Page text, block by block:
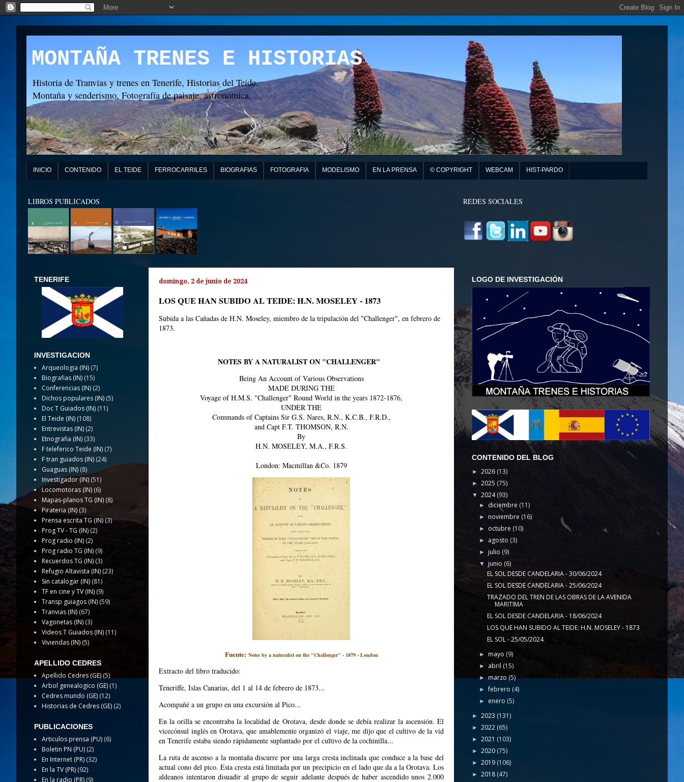
MONTAÑA TRENES E HISTORIAS
Historia de Tranvías y trenes en Tenerife, Historias del Teide,
Montaña y senderismo, Fotografía de paisaje, astronómica, ...
INICIO CONTENIDO EL TEIDE FERROCARRILES BIOGRAFIAS FOTOGRAFIA MODELISMO EN LA PRENSA © COPYRIGHT WEBCAM HIST-PARDO
LIBROS PUBLICADOS REDES SOCIALES
domingo, 2 de junio de 2024
LOS QUE HAN SUBIDO AL TEIDE: H.N. MOSELEY - 1873
Subida a las Cañadas de H.N. Moseley, miembro de la tripulación del "Challenger", en febrero de
1873.
NOTES BY A NATURALIST ON "CHALLENGER"
Being An Account of Various Observations
MADE DURING THE
Voyage of H.M.S. "Challenger" Round World in the years 1872-1876,
UNDER THE
Commands of Captains Sir G.S. Nares, R.N., K.C.B., F.R.D.,
and Capt F.T. THOMSON, R.N.
By
H.N. MOSELEY, M.A., F.R.S.
London: Macmillan &Co. 1879
Fuente: Notes by a naturalist on the "Challenger" - 1879 - London
Extracto del libro traducido:
Teneriffe, Islas Canarias, del 1 al 14 de febrero de 1873...
Acompañé a un grupo en una excursión al Pico...
En la orilla se encontraba la localidad de Orotava, desde donde se debía realizar la ascensión. El
vicecónsul inglés en Orotava, que amablemente organizó el viaje, me dijo que el cultivo de la vid
en Tenerife estaba siendo rápidamente suplantado por el cultivo de la cochinilla...
La ruta de ascenso a la montaña discurre por una larga cresta inclinada que conduce a la base del
actual cono del pico. Esta cresta está limitada por un precipicio en el lado que da a la Orotava. Los
aldeanos intentaron disuadir al grupo de seguir adelante después de haber ascendido unos 2.000
TENERIFE
INVESTIGACION
Arqueologia (IN) (7)
Biografias (IN) (15)
Conferencias (IN) (2)
Dichos populares (IN) (5)
Doc T Guiados (IN) (11)
El Teide (IN) (108)
Entrevistas (IN) (2)
Etnografia (IN) (33)
F teleferico Teide (IN) (7)
F tran guiados (IN) (24)
Guaguas (IN) (8)
Investigador (IN) (51)
Locomotoras (IN) (6)
Mapas-planos TG (IN) (8)
Pirateria (IN) (3)
Prensa escrita TG (IN)(3)
Prog TV - TG (IN) (2)
Prog radio (IN) (2)
Prog radio TG (IN) (9)
Recuerdos TG (IN) (3)
Refugio Altavista (IN) (23)
Sin catalogar (IN) (81)
TF en cine y TV (IN) (9)
Transp guiagos (IN)(59)
Tranvias (IN) (67)
Vagonetas (IN) (3)
Videos T Guiados (IN) (11)
Viviendas (IN) (5)
APELLIDO CEDRES
Apellido Cedres (GE) (5)
Arbol genealogico (GE) (1)
Cedres mundo (GE) (12)
Historias de Cedres (GE) (2)
PUBLICACIONES
Articulos prensa (PU) (6)
Boletin PN (PU) (2)
En Internet (PR) (32)
En la TV (PR) (92)
En la radio (PR) (9)
LOGO DE INVESTIGACIÓN
CONTENIDO DEL BLOG
► 2026(13)
► 2025 (75)
▼ 2024(93)
► diciembre (11)
►noviembre (16)
► octubre (10)
► agosto (3)
►julio (9)
▼junio (6)
EL SOL DESDE CANDELARIA - 30/06/2024
EL SOL DESDE CANDELARIA - 25/06/2024
TRAZADO DEL TREN DE LAS OBRAS DE LA AVENIDA
MARITIMA
EL SOL DESDE CANDELARIA - 18/06/2024
LOS QUE HAN SUBIDO AL TEIDE: H.N. MOSELEY - 1873
EL SOL - 25/05/2024
►mayo (9)
► abril (15)
►marzo(5)
►febrero (4)
► enero (5)
► 2023 (131)
► 2022 (65)
► 2021 (103)
► 2020 (75)
► 2019 (106)
► 2018 (47)